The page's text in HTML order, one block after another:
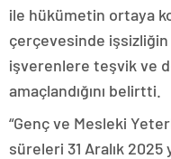
ile hükümetin ortaya
çerçevesinde
işverenlere teşvik ve
amaçlandığını belirtti.
“Genç ve Mesleki
süreleri 31 Aralık 2025